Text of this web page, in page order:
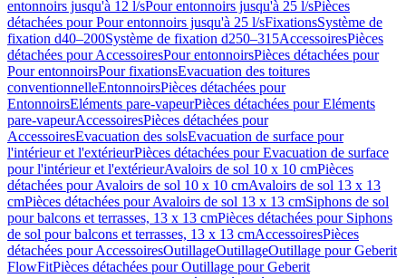
entonnoirs jusqu'à 12 l/sPour entonnoirs jusqu'à 25 l/sPièces
détachées pour Pour entonnoirs jusqu'à 25 l/sFixationsSystème de
fixation d40–200Système de fixation d250–315AccessoiresPièces
détachées pour AccessoiresPour entonnoirsPièces détachées pour
Pour entonnoirsPour fixationsEvacuation des toitures
conventionnelleEntonnoirsPièces détachées pour
EntonnoirsEléments pare-vapeurPièces détachées pour Eléments
pare-vapeurAccessoiresPièces détachées pour
AccessoiresEvacuation des solsEvacuation de surface pour
l'intérieur et l'extérieurPièces détachées pour Evacuation de surface
pour l'intérieur et l'extérieurAvaloirs de sol 10 x 10 cmPièces
détachées pour Avaloirs de sol 10 x 10 cmAvaloirs de sol 13 x 13
cmPièces détachées pour Avaloirs de sol 13 x 13 cmSiphons de sol
pour balcons et terrasses, 13 x 13 cmPièces détachées pour Siphons
de sol pour balcons et terrasses, 13 x 13 cmAccessoiresPièces
détachées pour AccessoiresOutillageOutillageOutillage pour Geberit
FlowFitPièces détachées pour Outillage pour Geberit